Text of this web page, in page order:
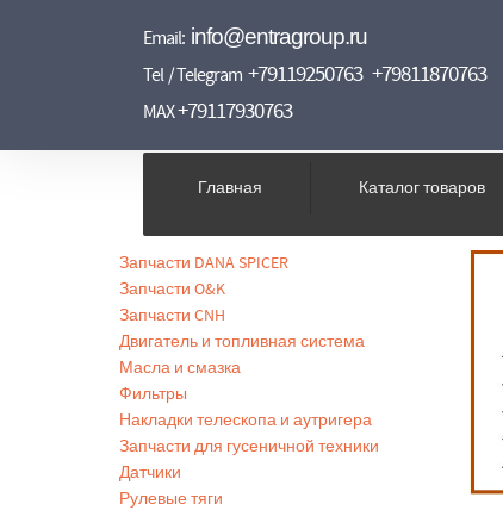
Email: info@entragroup.ru
Tel / Telegram +79119250763 +79811870763
MAX+79117930763
Главная Каталог товаров
Запчасти DANA SPICER
Запчасти O&K
Запчасти CNH
Двигатель и топливная система
Масла и смазка
Фильтры
Накладки телескопа и аутригера
Запчасти для гусеничной техники
Датчики
Рулевые тяги